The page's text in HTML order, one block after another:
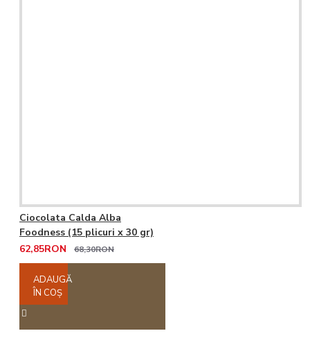
Ciocolata Calda Alba
Foodness (15 plicuri x 30 gr)
62,85RON
68,30RON
ADAUGĂ
ÎN COŞ